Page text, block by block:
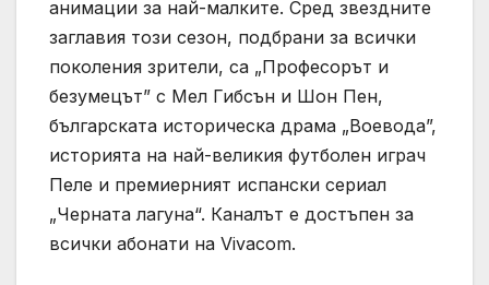
анимации за най-малките. Сред звездните
заглавия този сезон, подбрани за всички
поколения зрители, са „Професорът и
безумецът” с Мел Гибсън и Шон Пен,
българската историческа драма „Воевода”,
историята на най-великия футболен играч
Пеле и премиерният испански сериал
„Черната лагуна“. Каналът е достъпен за
всички абонати на Vivacom.